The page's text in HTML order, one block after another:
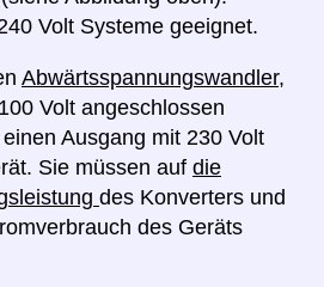
Volt Systeme geeignet.
Abwärtsspannungswandler,
Volt angeschlossen
Ausgang mit 230 Volt
Sie müssen auf die
des Konverters und
des Geräts